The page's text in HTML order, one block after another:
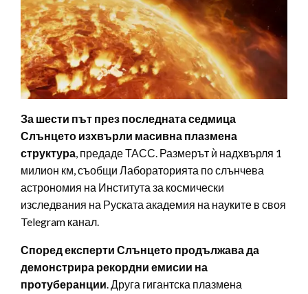
За шести път през последната седмица
Слънцето изхвърли масивна плазмена
структура, предаде ТАСС. Размерът ѝ надхвърля 1
милион км, съобщи Лабораторията по слънчева
астрономия на Института за космически
изследвания на Руската академия на науките в своя
Telegram канал.
Според експерти Слънцето продължава да
демонстрира рекордни емисии на
протуберанции. Друга гигантска плазмена